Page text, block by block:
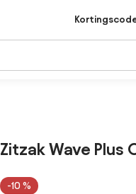
Zitzak Wave
-10 %